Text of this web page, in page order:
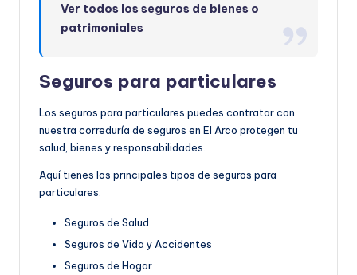
Ver todos los seguros de bienes o
patrimoniales
Seguros para particulares
Los seguros para particulares puedes contratar con
nuestra correduría de seguros en El Arco protegen tu
salud, bienes y responsabilidades.
Aquí tienes los principales tipos de seguros para
particulares:
Seguros de Salud
Seguros de Vida y Accidentes
Seguros de Hogar